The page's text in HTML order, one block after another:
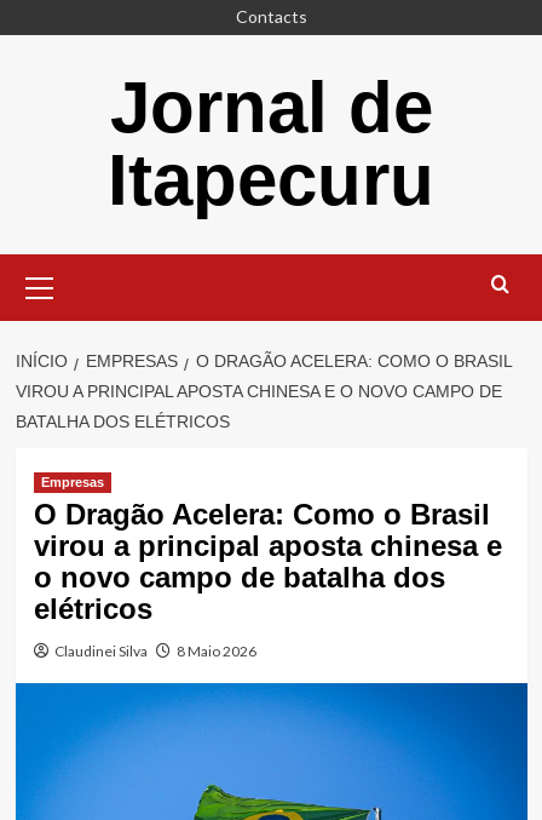
Contacts
Jornal de
Itapecuru
principal
INÍCIO EMPRESAS
O DRAGÃO ACELERA: COMO O BRASIL
VIROU A PRINCIPAL APOSTA CHINESA E O NOVO CAMPO DE
BATALHA DOS ELÉTRICOS
Empresas
O Dragão Acelera: Como o Brasil
virou a principal aposta chinesa e
o novo campo de batalha dos
elétricos
Claudinei Silva 8 Maio 2026